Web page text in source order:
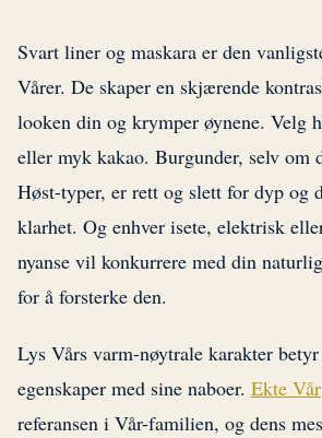
Svart liner og maskara er den
Vårer. De skaper en skjærende
looken din og krymper øynene. Velg
eller myk kakao. Burgunder, selv om
Høst-typer, er rett og slett for dyp og
klarhet. Og enhver isete, elektrisk
nyanse vil konkurrere med din
for å forsterke den.
Lys Vårs varm-nøytrale karakter
egenskaper med sine naboer. Ekte Vår
referansen i Vår-familien, og dens